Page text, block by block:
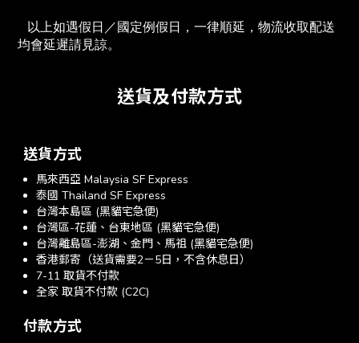
均會延遲請見諒。
送貨及付款方式
送貨方式
馬來西亞 Malaysia SF Express
泰國 Thailand SF Express
台灣本島區 (黑貓宅急便)
台灣區-花蓮、台東地區 (黑貓宅急便)
台灣離島區-澎湖、金門、馬祖 (黑貓宅急便)
香港郵寄（送貨需要2－5日，不含休息日）
7-11 取貨不付款
全家 取貨不付款 (C2C)
付款方式